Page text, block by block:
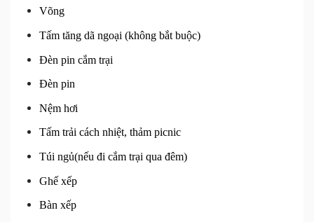
Võng
Tấm tăng dã ngoại (không bắt buộc)
Đèn pin cắm trại
Đèn pin
Nệm hơi
Tấm trải cách nhiệt, thảm picnic
Túi ngủ(nếu đi cắm trại qua đêm)
Ghế xếp
Bàn xếp